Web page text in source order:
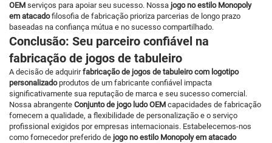
OEM serviços para apoiar seu sucesso. Nossa jogo no estilo Monopoly
em atacadofilosofia de fabricação prioriza parcerias de longo prazo
baseadas na confiança mútua e no sucesso compartilhado.
Conclusão: Seu parceiro confiável na
fabricação de jogos de tabuleiro
A decisão de adquirirfabricação de jogos de tabuleiro com logotipo
personalizado produtos de um fabricante confiável impacta
significativamente sua reputação de marca e seu sucesso comercial.
Nossa abrangente Conjunto de jogo ludo OEM capacidades de fabricação
fornecem a qualidade, a flexibilidade de personalização e o serviço
profissional exigidos por empresas internacionais. Estabelecemos-nos
como fornecedor preferido de jogo no estilo Monopoly em atacado